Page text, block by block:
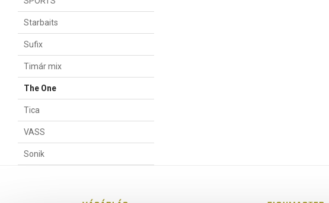
Starbaits
Sufix
Timár mix
The One
Tica
VASS
Sonik